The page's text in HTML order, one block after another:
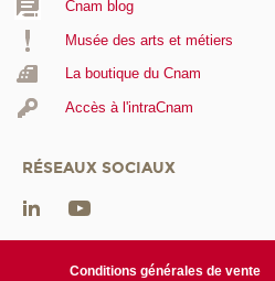
Cnam blog
Musée des arts et métiers
La boutique du Cnam
Accès à l'intraCnam
RÉSEAUX SOCIAUX
Conditions générales de vente